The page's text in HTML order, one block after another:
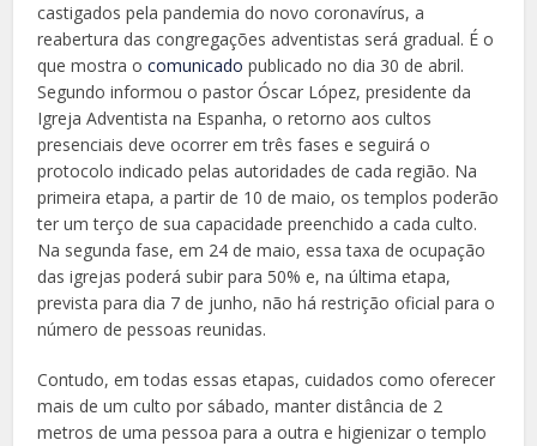
castigados pela pandemia do novo coronavírus, a
reabertura das congregações adventistas será gradual. É o
que mostra ocomunicado publicado no dia 30 de abril.
Segundo informou o pastor Óscar López, presidente da
Igreja Adventista na Espanha, o retorno aos cultos
presenciais deve ocorrer em três fases e seguirá o
protocolo indicado pelas autoridades de cada região. Na
primeira etapa, a partir de 10 de maio, os templos poderão
ter um terço de sua capacidade preenchido a cada culto.
Na segunda fase, em 24 de maio, essa taxa de ocupação
das igrejas poderá subir para 50% e, na última etapa,
prevista para dia 7 de junho, não há restrição oficial para o
número de pessoas reunidas.
Contudo, em todas essas etapas, cuidados como oferecer
mais de um culto por sábado, manter distância de 2
metros de uma pessoa para a outra e higienizar o templo